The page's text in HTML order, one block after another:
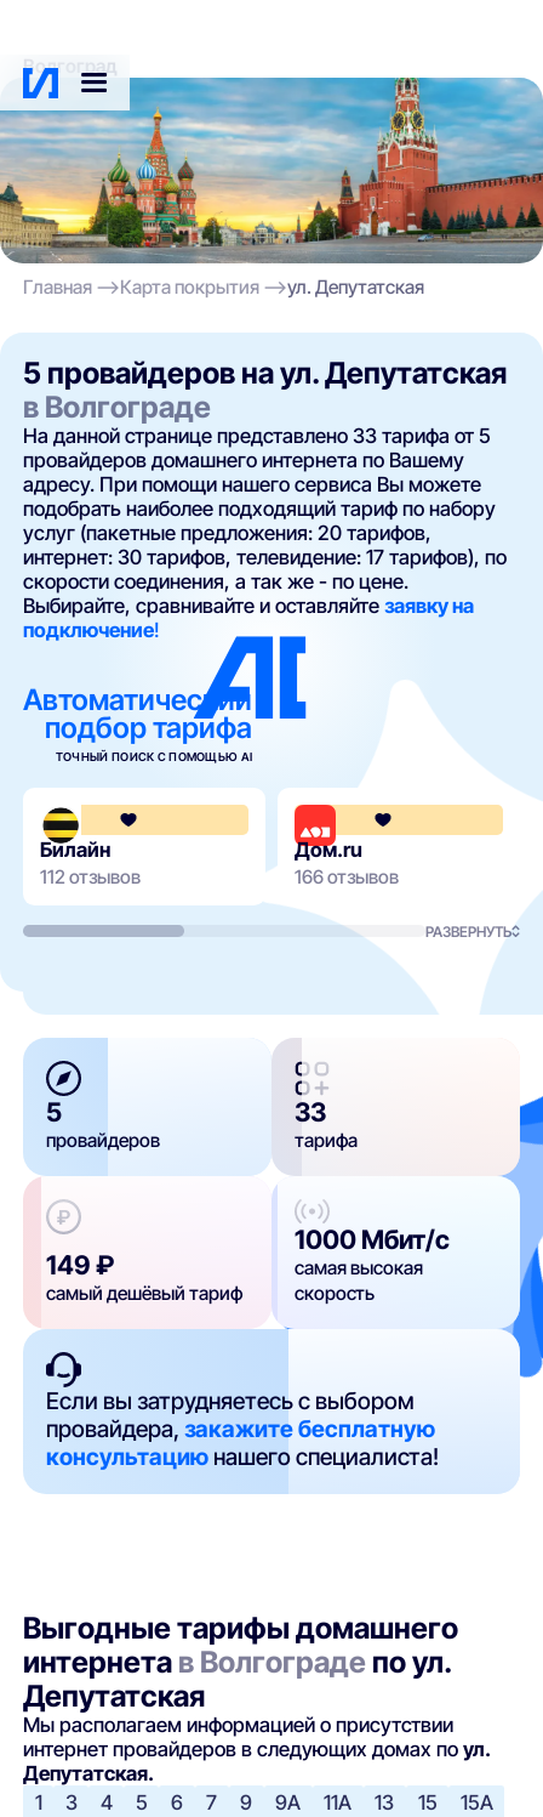
Волгоград
Главная Карта покрытия ул. Депутатская
5 провайдеров на ул. Депутатская
в Волгограде
На данной странице представлено 33 тарифа от 5
провайдеров домашнего интернета по Вашему
адресу. При помощи нашего сервиса Вы можете
подобрать наиболее подходящий тариф по набору
услуг (пакетные предложения: 20 тарифов,
интернет: 30 тарифов, телевидение: 17 тарифов), по
скорости соединения, а так же - по цене.
Выбирайте, сравнивайте и оставляйтезаявку на
подключение!
Автоматический
подбор тарифа
ТОЧНЫЙ ПОИСК С ПОМОЩЬЮ AI
3.6
Билайн
112 отзывов
Дом.ru
166 отзывов
РАЗВЕРНУТЬ
5
провайдеров
33
тарифа
149 ₽
самый дешёвый тариф
1000 Мбит/с
самая высокая
скорость
Если вы затрудняетесь с выбором
провайдера,закажите бесплатную
консультацию нашего специалиста!
Выгодные тарифы домашнего
интернета в Волгограде по ул.
Депутатская
Мы располагаем информацией о присутствии
интернет провайдеров в следующих домах поул.
Депутатская.
1
3 4 5 6 7 9 9А 11А 13 15
15А